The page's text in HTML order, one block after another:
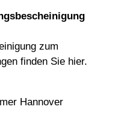
zum
finden Sie hier.
Hannover